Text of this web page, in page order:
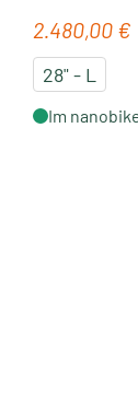
2.480,00 €
28" - L
Im